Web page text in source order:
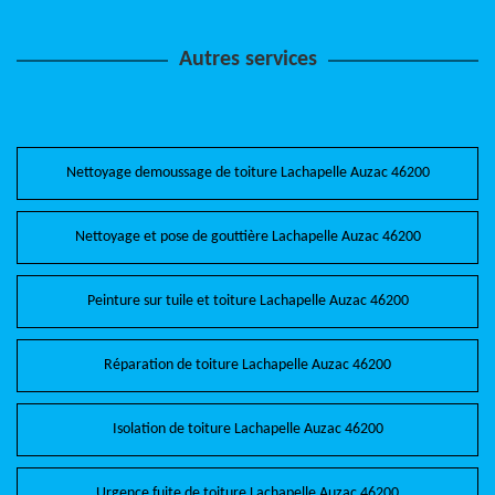
Autres services
Nettoyage demoussage de toiture Lachapelle Auzac 46200
Nettoyage et pose de gouttière Lachapelle Auzac 46200
Peinture sur tuile et toiture Lachapelle Auzac 46200
Réparation de toiture Lachapelle Auzac 46200
Isolation de toiture Lachapelle Auzac 46200